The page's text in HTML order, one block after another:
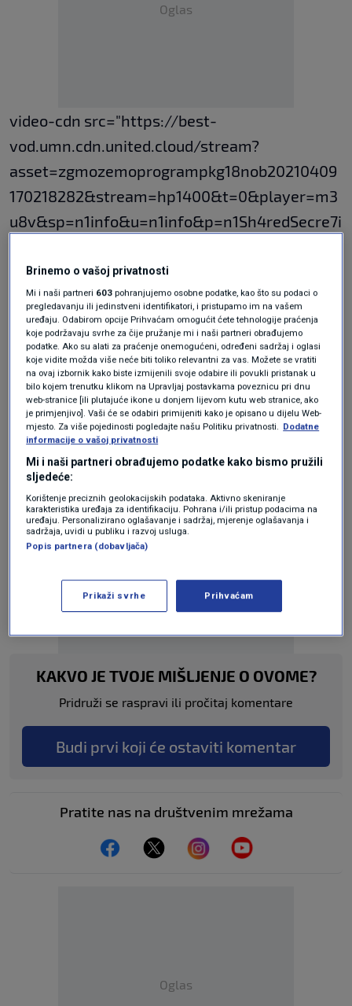
Oglas
video-cdn src="https://best-
vod.umn.cdn.united.cloud/stream?
asset=zgmozemoprogrampkg18nob20210409
170218282&stream=hp1400&t=0&player=m3
u8v&sp=n1info&u=n1info&p=n1Sh4redSecre7i
N1 pratite putem aplikacija
zaAndroid|iPhone/iPadi društvenih
mrežaTwitter|Facebook|Instagram.
Teme
LOKALNI IZBORI MOŽEMO TOMISLAV TOMAŠEVIĆ
KAKVO JE TVOJE MIŠLJENJE O OVOME?
Pridruži se raspravi ili pročitaj komentare
Budi prvi koji će ostaviti komentar
Pratite nas na društvenim mrežama
Oglas
Brinemo o vašoj privatnosti
Mi i naši partneri 603 pohranjujemo osobne podatke, kao što su podaci o
pregledavanju ili jedinstveni identifikatori, i pristupamo im na vašem
uređaju. Odabirom opcije Prihvaćam omogućit ćete tehnologije praćenja
koje podržavaju svrhe za čije pružanje mi i naši partneri obrađujemo
podatke. Ako su alati za praćenje onemogućeni, određeni sadržaj i oglasi
koje vidite možda više neće biti toliko relevantni za vas. Možete se vratiti
na ovaj izbornik kako biste izmijenili svoje odabire ili povukli pristanak u
bilo kojem trenutku klikom na Upravljaj postavkama poveznicu pri dnu
web-stranice [ili plutajuće ikone u donjem lijevom kutu web stranice, ako
je primjenjivo]. Vaši će se odabiri primijeniti kako je opisano u dijelu Web-
mjesto. Za više pojedinosti pogledajte našu Politiku privatnosti. Dodatne
informacije o vašoj privatnosti
Mi i naši partneri obrađujemo podatke kako bismo pružili
sljedeće:
Korištenje preciznih geolokacijskih podataka. Aktivno skeniranje
karakteristika uređaja za identifikaciju. Pohrana i/ili pristup podacima na
uređaju. Personalizirano oglašavanje i sadržaj, mjerenje oglašavanja i
sadržaja, uvidi u publiku i razvoj usluga.
Popis partnera (dobavljača)
Prikaži svrhe Prihvaćam